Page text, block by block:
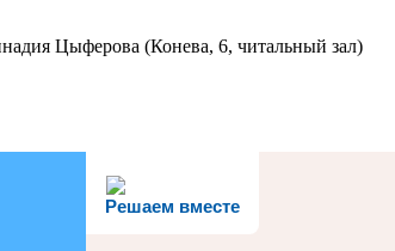
Цыферова (Конева, 6, читальный зал)
Решаем вместе